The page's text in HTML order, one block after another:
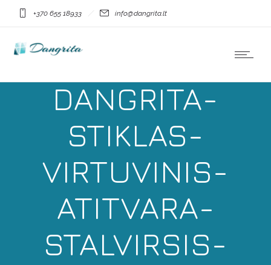
+370 655 18933 info@dangrita.lt
MDGLASS-
DANGRITA-
STIKLAS-
VIRTUVINIS-
ATITVARA-
STALVIRSIS-